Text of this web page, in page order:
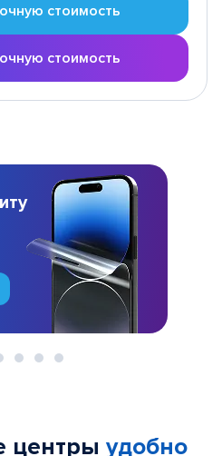
стоимость
стоимость
центры удобно